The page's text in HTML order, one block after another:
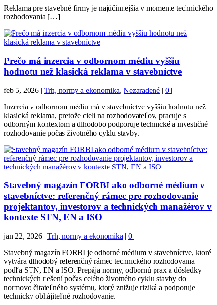
Reklama pre stavebné firmy je najúčinnejšia v momente technického
rozhodovania […]
Prečo má inzercia v odbornom médiu vyššiu
hodnotu než klasická reklama v stavebníctve
feb 5, 2026 | Trh, normy a ekonomika, Nezaradené | 0 |
Inzercia v odbornom médiu má v stavebníctve vyššiu hodnotu než
klasická reklama, pretože cieli na rozhodovateľov, pracuje s
odborným kontextom a dlhodobo podporuje technické a investičné
rozhodovanie počas životného cyklu stavby.
Stavebný magazín FORBI ako odborné médium v
stavebníctve: referenčný rámec pre rozhodovanie
projektantov, investorov a technických manažérov v
kontexte STN, EN a ISO
jan 22, 2026 | Trh, normy a ekonomika | 0 |
Stavebný magazín FORBI je odborné médium v stavebníctve, ktoré
vytvára dlhodobý referenčný rámec technického rozhodovania
podľa STN, EN a ISO. Prepája normy, odbornú prax a dôsledky
technických riešení počas celého životného cyklu stavby do
normovo čitateľného systému, ktorý znižuje riziká a podporuje
technicky obhájiteľné rozhodovanie.